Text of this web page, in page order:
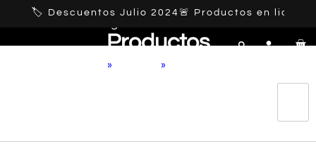
https://ansuzfurniture.com.mx
🏷️ Descuentos Julio 2024🚨 Productos en
Productos
» »